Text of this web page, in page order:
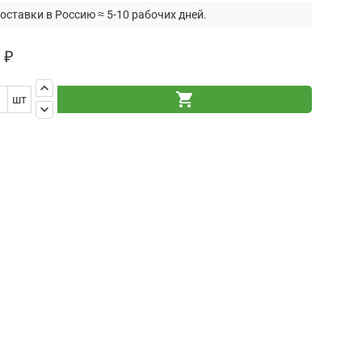
в Россию ≈ 5-10 рабочих дней.
₽
шт
keyboard_arrow_up
keyboard_arrow_down
shopping_cart